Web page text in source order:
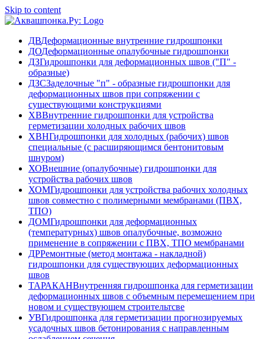
Skip to content
ДВДеформационные внутренние гидрошпонки
ДОДеформационные опалубочные гидрошпонки
ДЗГидрошпонки для деформационных швов ("П" -
образные)
ДЗСЗаделочные "п" - образные гидрошпонки для
деформационных швов при сопряжении с
существующими конструкциями
ХВВнутренние гидрошпонки для устройства
герметизации холодных рабочих швов
ХВНГидрошпонки для холодных (рабочих) швов
специальные (с расширяющимся бентонитовым
шнуром)
ХОВнешние (опалубочные) гидрошпонки для
устройства рабочих швов
ХОМГидрошпонки для устройства рабочих холодных
швов совместно с полимерными мембранами (ПВХ,
ТПО)
ДОМГидрошпонки для деформационных
(температурных) швов опалубочные, возможно
применение в сопряжении с ПВХ, ТПО мембранами
ДРРемонтные (метод монтажа - накладной)
гидрошпонки для существующих деформационных
швов
ТАРАКАНВнутренняя гидрошпонка для герметизации
деформационных швов с объемным перемещением при
новом и существующем строительтсве
УВГидрошпонка для герметизации прогнозируемых
усадочных швов бетонирования с направленным